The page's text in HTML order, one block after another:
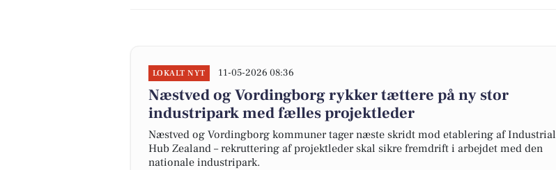
LOKALT NYT 11-05-2026 08:36
Næstved og Vordingborg rykker tættere på ny stor
industripark med fælles projektleder
Næstved og Vordingborg kommuner tager næste skridt mod etablering af Industrial
Hub Zealand – rekruttering af projektleder skal sikre fremdrift i arbejdet med den
nationale industripark.